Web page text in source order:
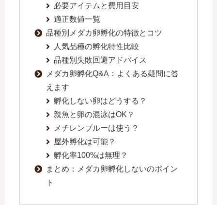
必要アイテムと費用目安
適正数値一覧
品種別メダカ卵孵化の特徴とコツ
人気品種の孵化特性比較
品種別失敗回避アドバイス
メダカ卵孵化Q&A：よくある疑問に答
えます
孵化しない卵はどうする？
親魚と卵の混泳はOK？
メチレンブルーは使う？
屋外孵化は可能？
孵化率100%は無理？
まとめ：メダカ卵孵化しないのポイン
ト